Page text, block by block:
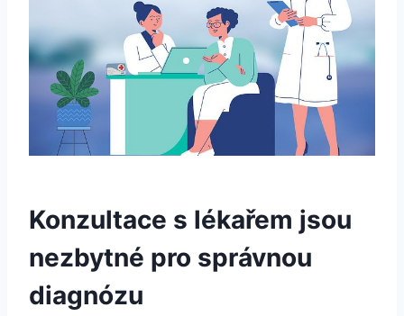
Konzultace s lékařem jsou
nezbytné pro správnou
diagnózu